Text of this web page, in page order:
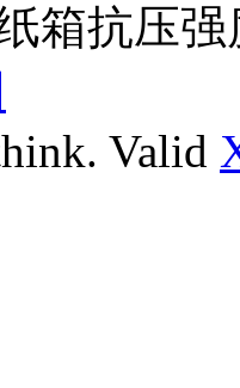
箱抗压
Valid